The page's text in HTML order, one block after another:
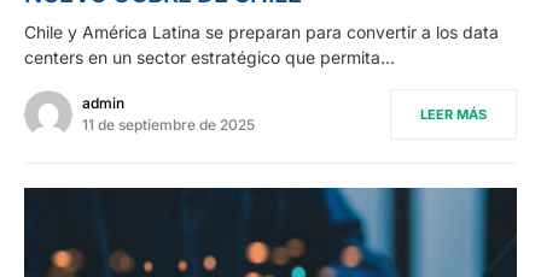
Chile y América Latina se preparan para convertir a los data
centers en un sector estratégico que permita…
admin
11 de septiembre de 2025
LEER MÁS